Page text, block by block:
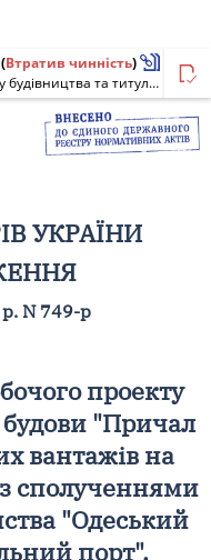
(Втратив чинність)
Про затвердження робочого проекту будівництва та титулу будови "Причал N 1-з для генеральних вантажів на Андросівському молу із сполученнями державного підприємства "Одеський морський торговельний порт". Коригування"